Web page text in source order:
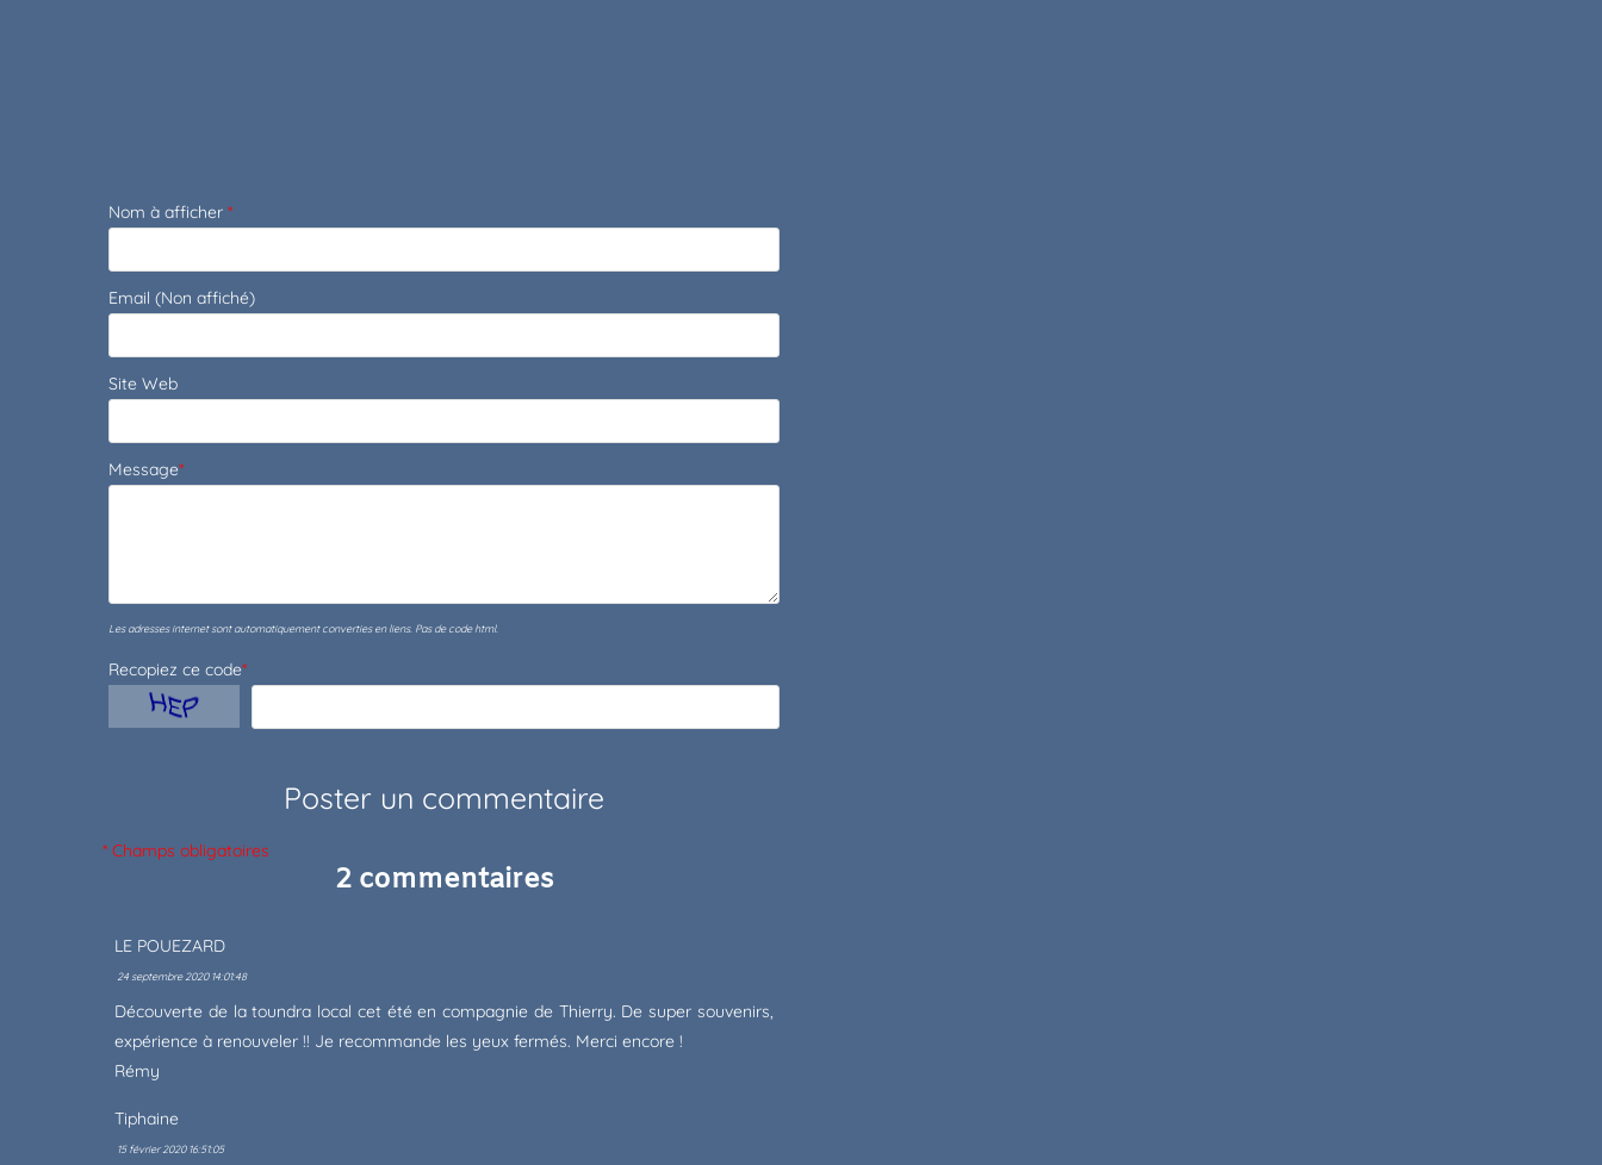
Nom à afficher *
Email (Non affiché)
Site Web
Message*
Les adresses internet sont automatiquement converties en liens. Pas de code html.
Recopiez ce code*
* Champs obligatoires
2 commentaires
LE POUEZARD
24 septembre 2020 14:01:48
Découverte de la toundra local cet été en compagnie de Thierry. De super souvenirs,
expérience à renouveler !! Je recommande les yeux fermés. Merci encore !
Rémy
Tiphaine
15 février 2020 16:51:05